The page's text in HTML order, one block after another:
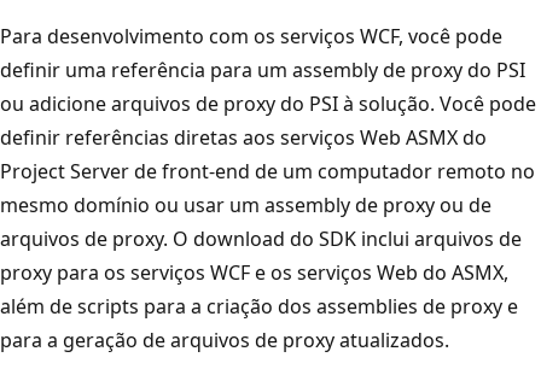
Para desenvolvimento com os serviços WCF, você pode
definir uma referência para um assembly de proxy do PSI
ou adicione arquivos de proxy do PSI à solução. Você pode
definir referências diretas aos serviços Web ASMX do
Project Server de front-end de um computador remoto no
mesmo domínio ou usar um assembly de proxy ou de
arquivos de proxy. O download do SDK inclui arquivos de
proxy para os serviços WCF e os serviços Web do ASMX,
além de scripts para a criação dos assemblies de proxy e
para a geração de arquivos de proxy atualizados.